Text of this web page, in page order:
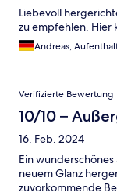
Liebevoll
zu empfehlen. Hier
Andreas,
Verifizierte Bewertung
10/10 –
16. Feb. 2024
Ein
neuem Glanz
zuvorkommende